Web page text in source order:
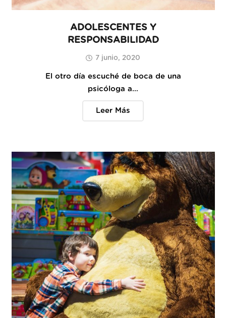
ADOLESCENTES Y
RESPONSABILIDAD
7 junio, 2020
El otro día escuché de boca de una
psicóloga a…
Leer Más